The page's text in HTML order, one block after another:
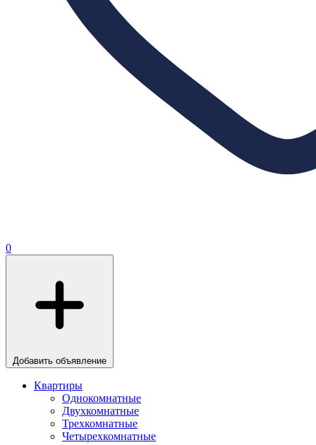
0
Добавить объявление
Квартиры
Однокомнатные
Двухкомнатные
Трехкомнатные
Четырехкомнатные